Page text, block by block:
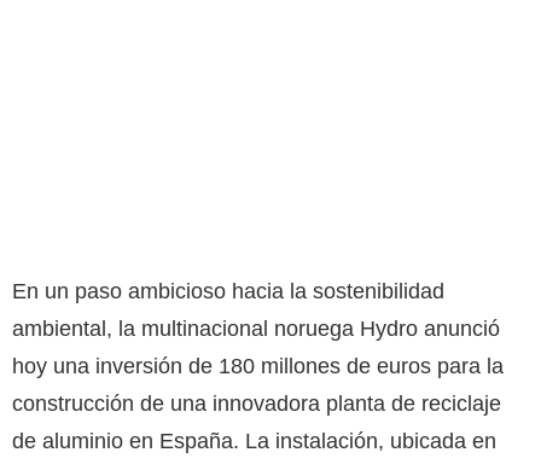
En un paso ambicioso hacia la sostenibilidad
ambiental, la multinacional noruega Hydro anunció
hoy una inversión de 180 millones de euros para la
construcción de una innovadora planta de reciclaje
de aluminio en España. La instalación, ubicada en